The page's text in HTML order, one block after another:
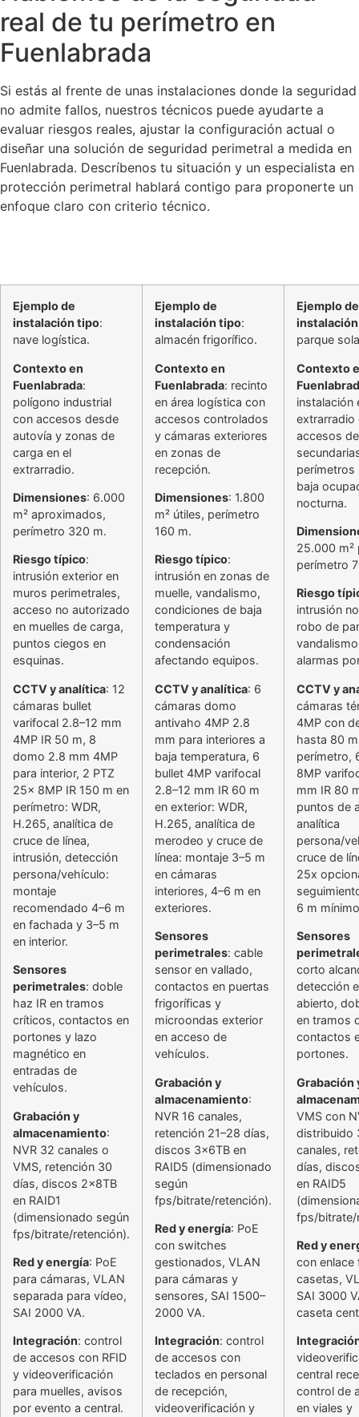
real de tu perímetro en
Fuenlabrada
Si estás al frente de unas instalaciones donde la seguridad
no admite fallos, nuestros técnicos puede ayudarte a
evaluar riesgos reales, ajustar la configuración actual o
diseñar una solución de seguridad perimetral a medida en
Fuenlabrada. Descríbenos tu situación y un especialista en
protección perimetral hablará contigo para proponerte un
enfoque claro con criterio técnico.
Ejemplo de
instalación tipo:
nave logística.
Contexto en
Fuenlabrada:
polígono industrial
con accesos desde
autovía y zonas de
carga en el
extrarradio.
Dimensiones: 6.000
m² aproximados,
perímetro 320 m.
Riesgo típico:
intrusión exterior en
muros perimetrales,
acceso no autorizado
en muelles de carga,
puntos ciegos en
esquinas.
CCTV y analítica: 12
cámaras bullet
varifocal 2.8–12 mm
4MP IR 50 m, 8
domo 2.8 mm 4MP
para interior, 2 PTZ
25x 8MP IR 150 m en
perímetro: WDR,
H.265, analítica de
cruce de línea,
intrusión, detección
persona/vehículo:
montaje
recomendado 4–6 m
en fachada y 3–5 m
en interior.
Sensores
perimetrales: doble
haz IR en tramos
críticos, contactos en
portones y lazo
magnético en
entradas de
vehículos.
Grabación y
almacenamiento:
NVR 32 canales o
VMS, retención 30
días, discos 2x8TB
en RAID1
(dimensionado según
fps/bitrate/retención).
Red y energía: PoE
para cámaras, VLAN
separada para vídeo,
SAI 2000 VA.
Integración: control
de accesos con RFID
y videoverificación
para muelles, avisos
por evento a central.
Ejemplo de
instalación tipo:
almacén frigorífico.
Contexto en
Fuenlabrada: recinto
en área logística con
accesos controlados
y cámaras exteriores
en zonas de
recepción.
Dimensiones: 1.800
m² útiles, perímetro
160 m.
Riesgo típico:
intrusión en zonas de
muelle, vandalismo,
condiciones de baja
temperatura y
condensación
afectando equipos.
CCTV y analítica: 6
cámaras domo
antivaho 4MP 2.8
mm para interiores a
baja temperatura, 6
bullet 4MP varifocal
2.8–12 mm IR 60 m
en exterior: WDR,
H.265, analítica de
merodeo y cruce de
línea: montaje 3–5 m
en cámaras
interiores, 4–6 m en
exteriores.
Sensores
perimetrales: cable
sensor en vallado,
contactos en puertas
frigoríficas y
microondas exterior
en acceso de
vehículos.
Grabación y
almacenamiento:
NVR 16 canales,
retención 21–28 días,
discos 3x6TB en
RAID5 (dimensionado
según
fps/bitrate/retención).
Red y energía: PoE
con switches
gestionados, VLAN
para cámaras y
sensores, SAI 1500–
2000 VA.
Integración: control
de accesos con
teclados en personal
de recepción,
videoverificación y
Ejemplo de
parque
Contexto
instalación
extrarradio
accesos
perímetros
baja
nocturna.
25.000 m²
perímetro
Riesgo
intrusión
robo de
alarmas
CCTV y
cámaras
4MP con
hasta 80
perímetro,
8MP
mm IR 80
puntos de
analítica
persona/
cruce de
25x
6 m
Sensores
corto
detección
abierto,
en tramos
contactos
portones.
Grabación
VMS con
distribuido
canales,
días,
en RAID5
fps/bitrate/
Red y
con enlace
casetas,
SAI 3000
caseta
central
control de
en viales y